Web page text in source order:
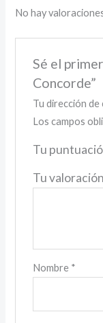
No hay
Sé el
Concorde”
Tu dirección
Los campos
Tu
Tu valoración
Nombre *